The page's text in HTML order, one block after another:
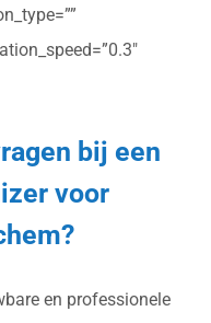
bij een
voor
en professionele